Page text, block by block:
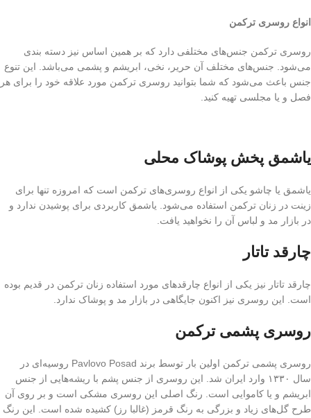
انواع روسری ترکمن
روسری ترکمن جنس‌های مختلفی دارد که بر همین اساس نیز دسته بندی
می‌شود. جنس‌های مختلف آن حریر، نخی، ابریشم و پشمی می‌باشد. این تنوع
جنس باعث می‌شود که شما بتوانید روسری ترکمن مورد علاقه خود را برای هر
فصل و یا مجلسی تهیه کنید.
یاشمق پخش پوشاک محلی
یاشمق یا چاشو یکی از انواع روسری‌های ترکمن است که امروزه تنها برای
زینت در زنان ترکمن استفاده می‌شود. یاشمق کاربردی برای پوشیدن ندارد و
در بازار مد و لباس آن را نخواهید یافت.
چارقد تاتار
چارقد تاتار نیز یکی از انواع چارقدهای مورد استفاده زنان ترکمن در قدیم بوده
است. این روسری نیز اکنون جایگاهی در بازار مد و پوشاک ندارد.
روسری پشمی ترکمن
روسری پشمی ترکمن اولین بار توسط برند Pavlovo Posad روسیه‌ای در
سال ۱۳۳۰ وارد ایران شد. این روسری از جنس پشم با ریشه‌هایی از جنس
ابریشم و یا کاموایی است. رنگ اصلی این روسری مشکی است و بر روی آن
طرح گل‌های زیاد و بزرگی به رنگ قرمز (غالبا رز) کشیده شده است. این رنگ